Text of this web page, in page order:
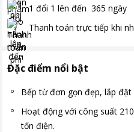
1 đổi 1 lên đến 365 ngày
Thanh toán trực tiếp khi
Đặc điểm nổi bật
Bếp từ đơn gọn đẹp, lắp
Hoạt động với công suất
tốn điện.